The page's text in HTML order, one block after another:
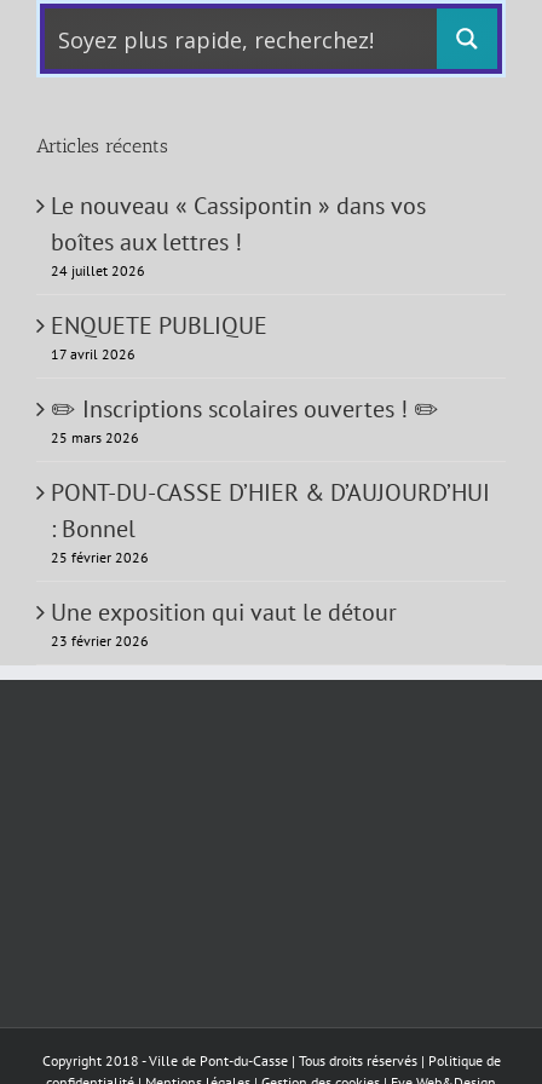
Articles récents
Le nouveau « Cassipontin » dans vos
boîtes aux lettres !
24 juillet 2026
ENQUETE PUBLIQUE
17 avril 2026
✏️ Inscriptions scolaires ouvertes ! ✏️
25 mars 2026
PONT-DU-CASSE D’HIER & D’AUJOURD’HUI
: Bonnel
25 février 2026
Une exposition qui vaut le détour
23 février 2026
Copyright 2018 - Ville de Pont-du-Casse | Tous droits réservés | Politique de